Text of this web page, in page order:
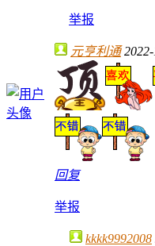
举报
元亨利通2022-
回复
举报
kkkk9992008